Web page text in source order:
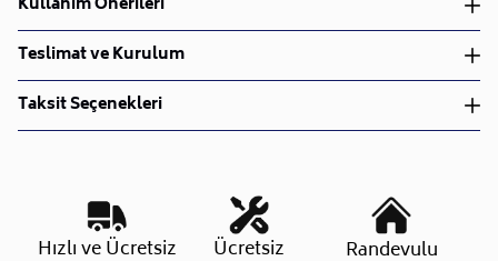
Silinebilir
Teslimat ve Kurulum
Teslimat ve Kurulum
• Siparişlerinizi aldıktan sonra en kısa sürede işleme
Kargo süreçlerimizi güçlü lojistik ağımızla
destekleyerek, teslimatı en hızlı şekilde
gerçekleştiriyoruz.
Taksit Seçenekleri
Taksit Sayısı Aylık Tutar
Toplam Tutar
Hızlı ve Ücretsiz
Ücretsiz
Randevulu